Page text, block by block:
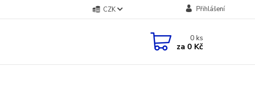
CZK Přihlášení
0ks
za 0 Kč